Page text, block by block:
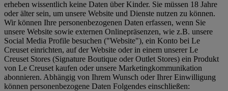
erheben wissentlich keine Daten über Kinder. Sie müssen 18 Jahre
oder älter sein, um unsere Website und Dienste nutzen zu können.
Wir können Ihre personenbezogenen Daten erfassen, wenn Sie
unsere Website sowie externen Onlinepräsenzen, wie z.B. unsere
Social Media Profile besuchen ("Website"), ein Konto bei Le
Creuset einrichten, auf der Website oder in einem unserer Le
Creuset Stores (Signature Boutique oder Outlet Stores) ein Produkt
von Le Creuset kaufen oder unsere Marketingkommunikation
abonnieren. Abhängig von Ihrem Wunsch oder Ihrer Einwilligung
können personenbezogene Daten Folgendes einschließen: